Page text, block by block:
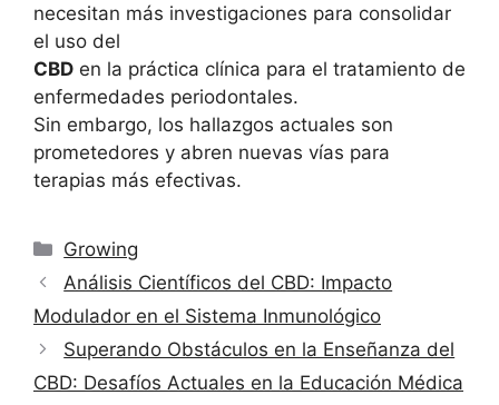
necesitan más investigaciones para consolidar
el uso del
CBD en la práctica clínica para el tratamiento de
enfermedades periodontales.
Sin embargo, los hallazgos actuales son
prometedores y abren nuevas vías para
terapias más efectivas.
Categorías
Growing
Análisis Científicos del CBD: Impacto
Modulador en el Sistema Inmunológico
Superando Obstáculos en la Enseñanza del
CBD: Desafíos Actuales en la Educación Médica